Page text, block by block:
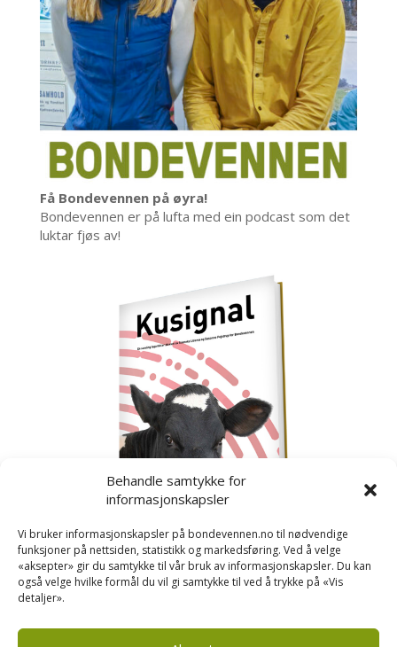
Behandle samtykke for
informasjonskapsler
Vi bruker informasjonskapsler på bondevennen.no til nødvendige
funksjoner på nettsiden, statistikk og markedsføring. Ved å velge
«aksepter» gir du samtykke til vår bruk av informasjonskapsler. Du kan
også velge hvilke formål du vil gi samtykke til ved å trykke på «Vis
detaljer».
Få Bondevennen på øyra!
Bondevennen er på lufta med ein podcast som det
luktar fjøs av!
Kusignal
om kusignal i eit eige hefte.